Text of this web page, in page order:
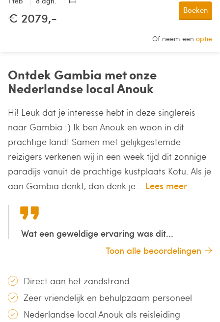
€ 2079,- Boeken
Of neem een optie
Ontdek Gambia met onze
Nederlandse local Anouk
Hi! Leuk dat je interesse hebt in deze singlereis
naar Gambia :) Ik ben Anouk en woon in dit
prachtige land! Samen met gelijkgestemde
reizigers verkenen wij in een week tijd dit zonnige
paradijs vanuit de prachtige kustplaats Kotu. Als je
aan Gambia denkt, dan denk je... Lees meer
Wat een geweldige ervaring was dit...
Toon alle beoordelingen
Direct aan het zandstrand
Zeer vriendelijk en behulpzaam personeel
Nederlandse local Anouk als reisleiding